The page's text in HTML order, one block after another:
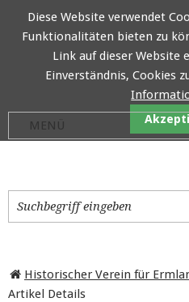
Historischer Verein für
Artikel Details
Diese Website verwendet
Funktionalitäten bieten zu
Link auf dieser Website
Einverständnis, Cookies